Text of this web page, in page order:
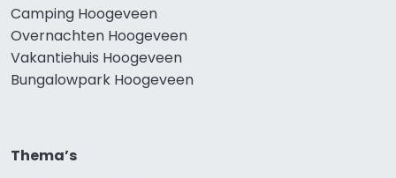
Camping Hoogeveen
Overnachten Hoogeveen
Vakantiehuis Hoogeveen
Bungalowpark Hoogeveen
Thema’s